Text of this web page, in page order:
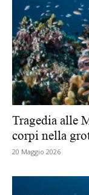
Tragedia alle
corpi nella
20 Maggio 2026